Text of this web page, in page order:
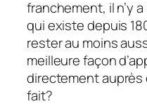
franchement, il n’y
qui existe depuis
rester au moins
meilleure façon
directement auprès
fait?